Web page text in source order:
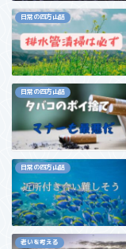
日常の四方山話
日常の四方山話
日常の四方山話
老いを考える